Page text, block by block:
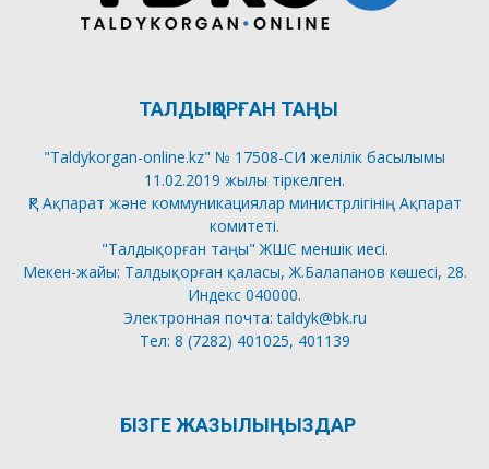
ТАЛДЫҚОРҒАН ТАҢЫ
"Taldykorgan-online.kz" № 17508-СИ желілік басылымы
11.02.2019 жылы тіркелген.
ҚР Ақпарат және коммуникациялар министрлігінің Ақпарат
комитеті.
"Талдықорған таңы" ЖШС меншік иесі.
Мекен-жайы: Талдықорған қаласы, Ж.Балапанов көшесі, 28.
Индекс 040000.
Электронная почта: taldyk@bk.ru
Тел: 8 (7282) 401025, 401139
БІЗГЕ ЖАЗЫЛЫҢЫЗДАР